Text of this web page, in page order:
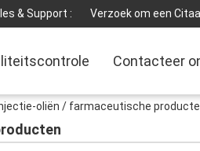
& Support : Verzoek om een
Contacteer
oliën / farmaceutische